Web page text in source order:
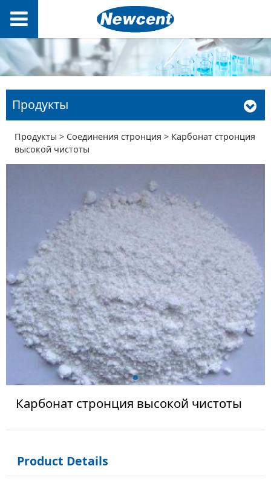
Продукты
Карбонат
стронция высокой
чистоты
Продукты > Соединения стронция > Карбонат стронция
высокой чистоты
Карбонат стронция высокой чистоты
Product Details